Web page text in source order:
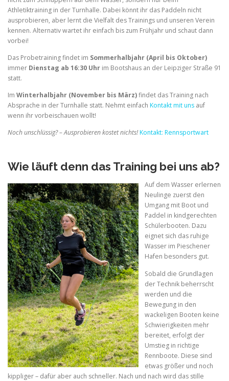
Athletiktraining in der Turnhalle. Dabei könnt ihr das Paddeln nicht
ausprobieren, aber lernt die Vielfalt des Trainings und unseren Verein
kennen. Alternativ wartet ihr einfach bis zum Frühjahr und schaut dann
vorbei!
Das Probetraining findet im Sommerhalbjahr (April bis Oktober)
immer Dienstag ab 16:30 Uhr im Bootshaus an der Leipziger Straße 91
statt.
Im Winterhalbjahr (November bis März)findet das Training nach
Absprache in der Turnhalle statt. Nehmt einfach Kontakt mit uns auf
wenn ihr vorbeischauen wollt!
Noch unschlüssig? – Ausprobieren kostet nichts!Kontakt: Rennsportwart
Wie läuft denn das Training bei uns ab?
Auf dem Wasser erlernen
Neulinge zuerst den
Umgang mit Boot und
Paddel in kindgerechten
Schülerbooten. Dazu
eignet sich das ruhige
Wasser im Pieschener
Hafen besonders gut.
Sobald die Grundlagen
der Technik beherrscht
werden und die
Bewegung in den
wackeligen Booten keine
Schwierigkeiten mehr
bereitet, erfolgt der
Umstieg in richtige
Rennboote. Diese sind
etwas größer und noch
kippliger – dafür aber auch schneller. Nach und nach wird das stille